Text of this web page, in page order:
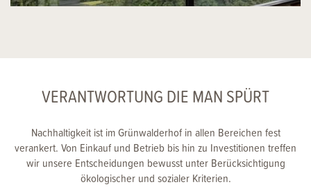
VERANTWORTUNG DIE MAN SPÜRT
Nachhaltigkeit ist im Grünwalderhof in allen Bereichen fest
verankert. Von Einkauf und Betrieb bis hin zu Investitionen treffen
wir unsere Entscheidungen bewusst unter Berücksichtigung
ökologischer und sozialer Kriterien.